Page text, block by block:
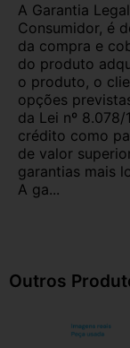
A Garantia
Consumidor, é
da compra e
do produto
o produto, o
opções
da Lei nº
crédito como
de valor
garantias mais
A ga...
Outros